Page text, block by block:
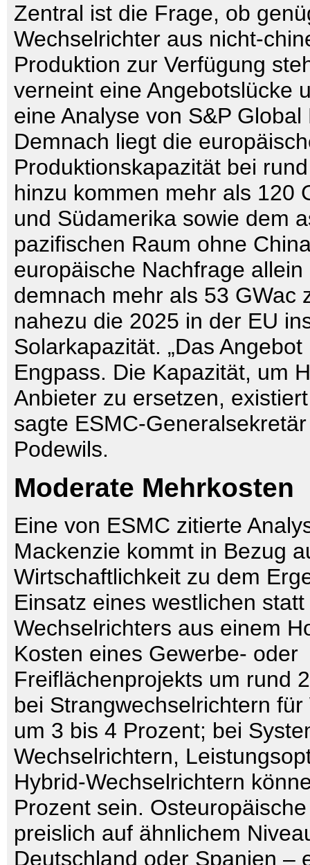
Zentral ist die Frage, ob
Wechselrichter aus nicht-
Produktion zur Verfügung
verneint eine Angebotslücke
eine Analyse von S&P Global
Demnach liegt die
Produktionskapazität bei
hinzu kommen mehr als 120
und Südamerika sowie dem
pazifischen Raum ohne
europäische Nachfrage allein
demnach mehr als 53 GWac
nahezu die 2025 in der EU
Solarkapazität. „Das
Engpass. Die Kapazität, um
Anbieter zu ersetzen,
sagte ESMC-
Podewils.
Moderate Mehrkosten
Eine von ESMC zitierte
Mackenzie kommt in Bezug
Wirtschaftlichkeit zu dem
Einsatz eines westlichen
Wechselrichters aus einem
Kosten eines Gewerbe- oder
Freiflächenprojekts um rund
bei Strangwechselrichtern
um 3 bis 4 Prozent; bei
Wechselrichtern,
Hybrid-Wechselrichtern
Prozent sein.
preislich auf ähnlichem
Deutschland oder Spanien –